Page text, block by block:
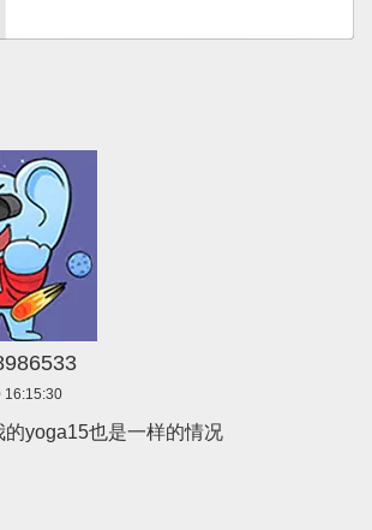
yoga15也是一样的情况